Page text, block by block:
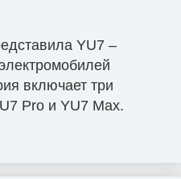
YU7 –
включает три
Pro и YU7 Max.